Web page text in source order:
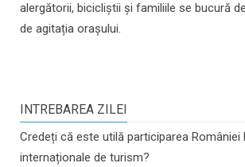
alergătorii, bicicliștii și familiile se bucură
de agitația orașului.
INTREBAREA ZILEI
Credeți că este utilă participarea României
internaționale de turism?